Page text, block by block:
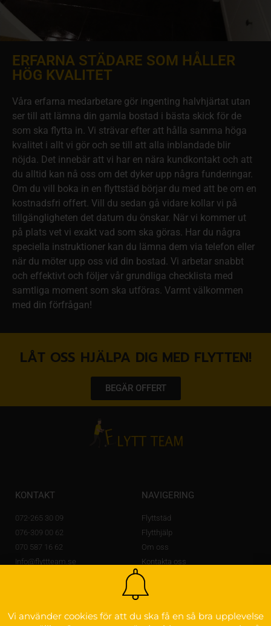
ERFARNA STÄDARE SOM HÅLLER
HÖG KVALITET
Våra erfarna medarbetare gör ingenting halvhjärtat utan
ser till att lämna din gamla bostad i bästa skick för de
som ska flytta in. Vi strävar efter att hålla samma höga
kvalitet i allt vi gör och se till att alla inblandade blir
nöjda. Det innebär att vi har en nära kundkontakt och att
du alltid kan nå oss om det dyker upp några funderingar.
Om du vill boka in en flyttstäd börjar du med att be om en
kostnadsfri offert. Vill du sedan gå vidare kollar vi på
tillgängligheten det datum du önskar. När vi kommer ut
på plats vet vi exakt vad som ska göras. Har du några
speciella instruktioner kan du lämna dem via telefon eller
när du möter upp oss vid din bostad. Vi arbetar snabbt
och effektivt och följer vår grundliga checklista med
samtliga moment som ska utföras. Varmt välkommen
med din förfrågan!
LÅT OSS HJÄLPA DIG MED FLYTTEN!
BEGÄR OFFERT
KONTAKT
072-265 30 09
076-309 00 62
070 587 16 62
Info@flyttteam.se
NAVIGERING
Flyttstäd
Flytthjälp
Om oss
Kontakta oss
Vi använder cookies för att du ska få en så bra upplevelse